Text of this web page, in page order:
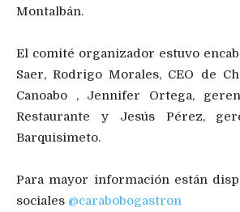
Montalbán.
El comité organizador estuvo
Saer, Rodrigo Morales, CEO de
Canoabo , Jennifer Ortega,
Restaurante y Jesús Pérez,
Barquisimeto.
Para mayor información están
sociales @carabobogastron